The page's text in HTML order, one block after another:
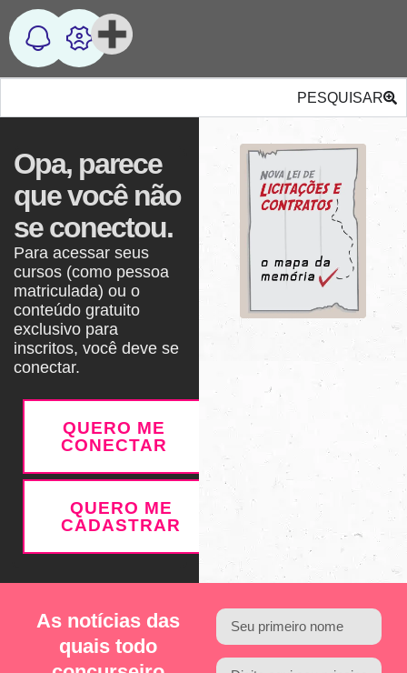
PESQUISAR
Opa, parece
que você não
se conectou.
Para acessar seus
cursos (como pessoa
matriculada) ou o
conteúdo gratuito
exclusivo para
inscritos, você deve se
conectar.
QUERO ME
CONECTAR
QUERO ME
CADASTRAR
As notícias das
quais todo